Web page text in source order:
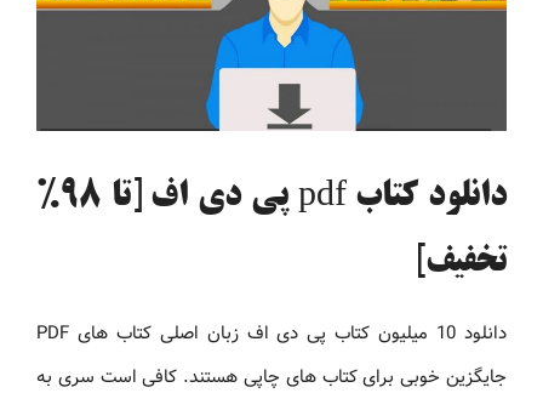
دانلود کتاب pdf پی دی اف [تا 98%
تخفیف]
دانلود 10 میلیون کتاب پی دی اف زبان اصلی کتاب های PDF
جایگزین خوبی برای کتاب های چاپی هستند. کافی است سری به